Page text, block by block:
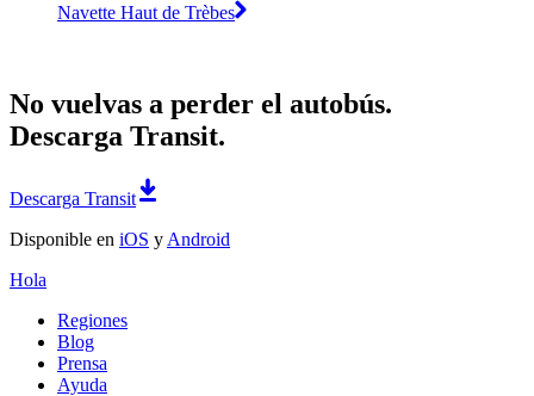
Navette Haut de Trèbes
No vuelvas a perder el autobús.
Descarga Transit.
Descarga Transit
Disponible en iOS y Android
Hola
Regiones
Blog
Prensa
Ayuda